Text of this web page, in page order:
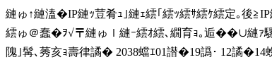
縺ゅ↑縺溘�IP縺ｯ荳肴ｭ｣縺ｪ繧｢繧ｯ繧ｻ繧ｹ繧定｡後
繧ゅ＠蠢�ｦ√〒縺ゅｌ縺ｰ繧ｵ繧､繝育ｮ｡逅��∪縺ｧ
隗｣髯､莠亥ｮ壽律譎� 2038蟷ｴ01譛�19譌･ 12譎�14